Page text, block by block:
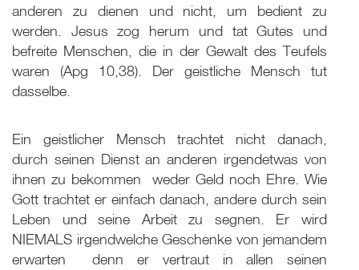
anderen zu dienen und nicht, um bedient zu
werden. Jesus zog herum und tat Gutes und
befreite Menschen, die in der Gewalt des Teufels
waren (Apg 10,38). Der geistliche Mensch tut
dasselbe.
Ein geistlicher Mensch trachtet nicht danach,
durch seinen Dienst an anderen irgendetwas von
ihnen zu bekommen ­ weder Geld noch Ehre. Wie
Gott trachtet er einfach danach, andere durch sein
Leben und seine Arbeit zu segnen. Er wird
NIEMALS irgendwelche Geschenke von jemandem
erwarten ­ denn er vertraut in allen seinen